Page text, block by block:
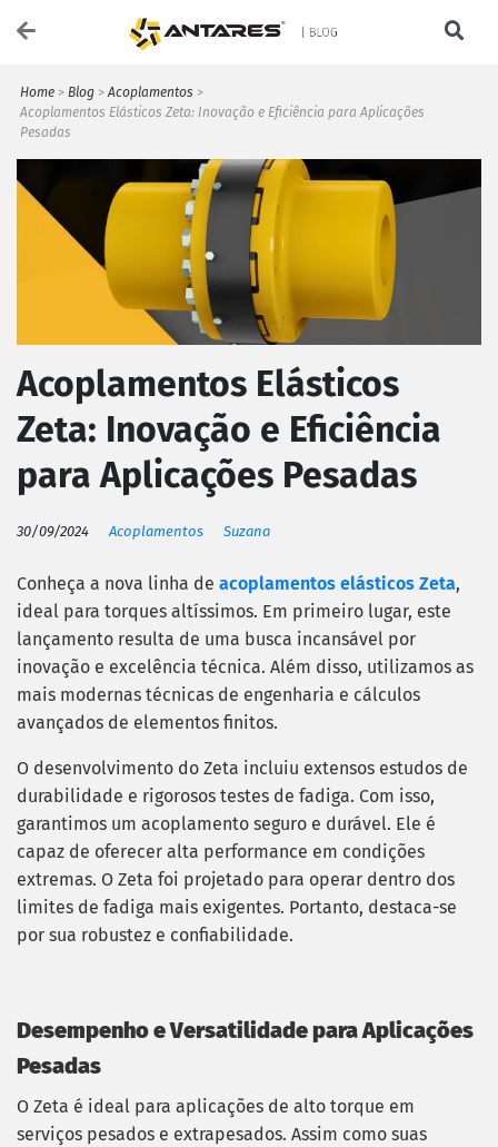
Home > Blog > Acoplamentos >
Acoplamentos Elásticos Zeta: Inovação e Eficiência para Aplicações
Pesadas
Acoplamentos Elásticos
Zeta: Inovação e Eficiência
para Aplicações Pesadas
30/09/2024 Acoplamentos Suzana
Conheça a nova linha de acoplamentos elásticos Zeta,
ideal para torques altíssimos. Em primeiro lugar, este
lançamento resulta de uma busca incansável por
inovação e excelência técnica. Além disso, utilizamos as
mais modernas técnicas de engenharia e cálculos
avançados de elementos finitos.
O desenvolvimento do Zeta incluiu extensos estudos de
durabilidade e rigorosos testes de fadiga. Com isso,
garantimos um acoplamento seguro e durável. Ele é
capaz de oferecer alta performance em condições
extremas. O Zeta foi projetado para operar dentro dos
limites de fadiga mais exigentes. Portanto, destaca-se
por sua robustez e confiabilidade.
Desempenho e Versatilidade para Aplicações
Pesadas
O Zeta é ideal para aplicações de alto torque em
serviços pesados e extrapesados. Assim como suas